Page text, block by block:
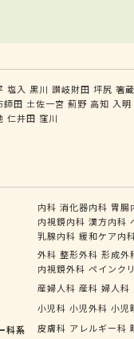
塩入 黒川 讃岐財田 坪尻 箸蔵
師田 土佐一宮 薊野 高知 入明
仁井田 窪川
内科 消化器内科 胃腸
内視鏡内科 漢方内科
乳腺内科 緩和ケア内
外科 整形外科 形成外
内視鏡外科 ペインク
産婦人科 産科 婦人科
小児科 小児外科 小児
科系
皮膚科 アレルギー科